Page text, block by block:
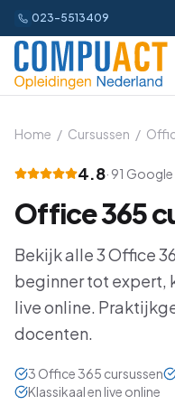
023-5513409
Excel
Excel Basis
Excel Gevorderd
Excel: Functies en
Excel: Draaitabellen
Excel: Analyse en
Word
Word Basis
Word Gevorderd
Word: Formulieren
Outlook
Outlook Alles-in-
PowerPoint Alles-
Power BI
Home / Cursussen /
4.8· 91 Google
Office 365
Bekijk alle3Office
beginner tot expert,
live online.
docenten.
3 Office 365 cursussen
Klassikaal en live online